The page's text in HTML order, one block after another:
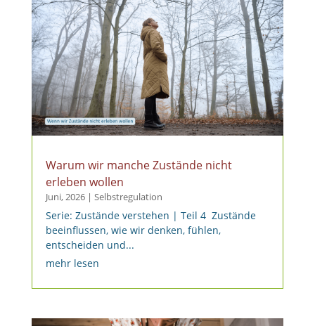
Warum wir manche Zustände nicht
erleben wollen
Juni, 2026| Selbstregulation
Serie: Zustände verstehen | Teil 4 Zustände
beeinflussen, wie wir denken, fühlen,
entscheiden und...
mehr lesen